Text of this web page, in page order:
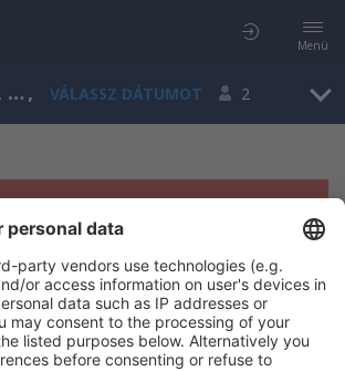
Menü
Rue, Pikárdia, Franciaország , VÁLASSZ DÁTUMOT 2
eredménnyel nem
más kritériumot kiválasztva